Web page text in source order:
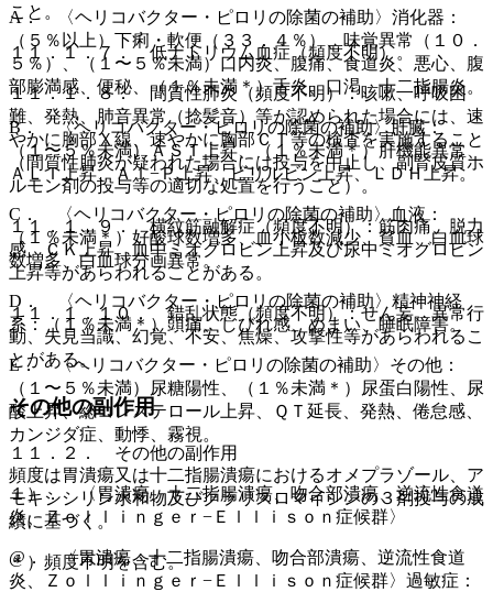
A． 〈ヘリコバクター・ピロリの除菌の補助〉消化器：
（５％以上）下痢・軟便（３３．４％）、味覚異常（１０．
５％）、（１〜５％未満）口内炎、腹痛、食道炎、悪心、腹
部膨満感、便秘、（１％未満＊）舌炎、口渇、十二指腸炎。
B． 〈ヘリコバクター・ピロリの除菌の補助〉肝臓：
（１〜５％未満）ＡＳＴ上昇、（１％未満＊）肝機能異常、
ＡＬＴ上昇、Ａｌ−Ｐ上昇、ビリルビン上昇、ＬＤＨ上昇。
C． 〈ヘリコバクター・ピロリの除菌の補助〉血液：
（１％未満＊）好酸球数増多、血小板数減少、貧血、白血球
数増多、白血球分画異常。
D． 〈ヘリコバクター・ピロリの除菌の補助〉精神神経
系：（１％未満＊）頭痛、しびれ感、めまい、睡眠障害。
E． 〈ヘリコバクター・ピロリの除菌の補助〉その他：
（１〜５％未満）尿糖陽性、（１％未満＊）尿蛋白陽性、尿
酸上昇、総コレステロール上昇、ＱＴ延長、発熱、倦怠感、
カンジダ症、動悸、霧視。
頻度は胃潰瘍又は十二指腸潰瘍におけるオメプラゾール、ア
モキシシリン水和物及びクラリスロマイシンの３剤投与の成
績に基づく。
＊）頻度不明を含む。
こと。
１１．１．７． 低ナトリウム血症（頻度不明）。
１１．１．８． 間質性肺炎（頻度不明）：咳嗽、呼吸困
難、発熱、肺音異常（捻髪音）等が認められた場合には、速
やかに胸部Ｘ線、速やかに胸部ＣＴ等の検査を実施すること
（間質性肺炎が疑われた場合には投与を中止し、副腎皮質ホ
ルモン剤の投与等の適切な処置を行うこと）。
１１．１．９． 横紋筋融解症（頻度不明）：筋肉痛、脱力
感、ＣＫ上昇、血中ミオグロビン上昇及び尿中ミオグロビン
上昇等があらわれることがある。
１１．１．１０． 錯乱状態（頻度不明）：せん妄、異常行
動、失見当識、幻覚、不安、焦燥、攻撃性等があらわれるこ
とがある。
その他の副作用
１１．２． その他の副作用
１）． 〈胃潰瘍、十二指腸潰瘍、吻合部潰瘍、逆流性食道
炎、Ｚｏｌｌｉｎｇｅｒ−Ｅｌｌｉｓｏｎ症候群〉
@． 〈胃潰瘍、十二指腸潰瘍、吻合部潰瘍、逆流性食道
炎、Ｚｏｌｌｉｎｇｅｒ−Ｅｌｌｉｓｏｎ症候群〉過敏症：